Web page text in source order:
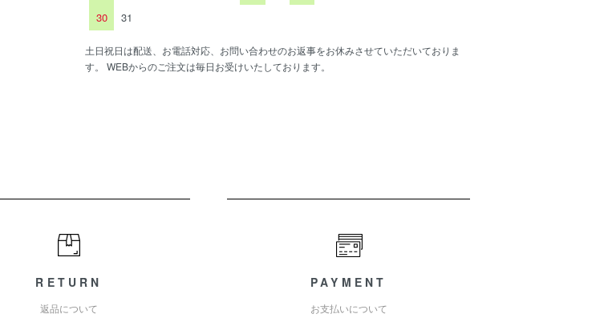
30
31
土日祝日は配送、お電話対応、お問い合わせのお返事をお休みさせていただいておりま
す。 WEBからのご注文は毎日お受けいたしております。
RETURN
返品について
PAYMENT
お支払いについて